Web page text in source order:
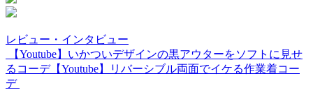
レビュー・インタビュー
投
稿
【Youtube】いかついデザインの黒アウターをソフトに見せ
るコーデ【Youtube】リバーシブル両面でイケる作業着コー
デ